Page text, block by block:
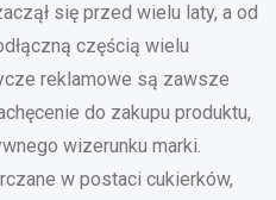
się przed wielu laty, a od
częścią wielu
reklamowe są zawsze
do zakupu produktu,
wizerunku marki.
w postaci cukierków,